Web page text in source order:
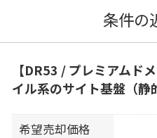
条件の
【DR53 / プレミアムド
イル系のサイト基盤（静
希望売却価格